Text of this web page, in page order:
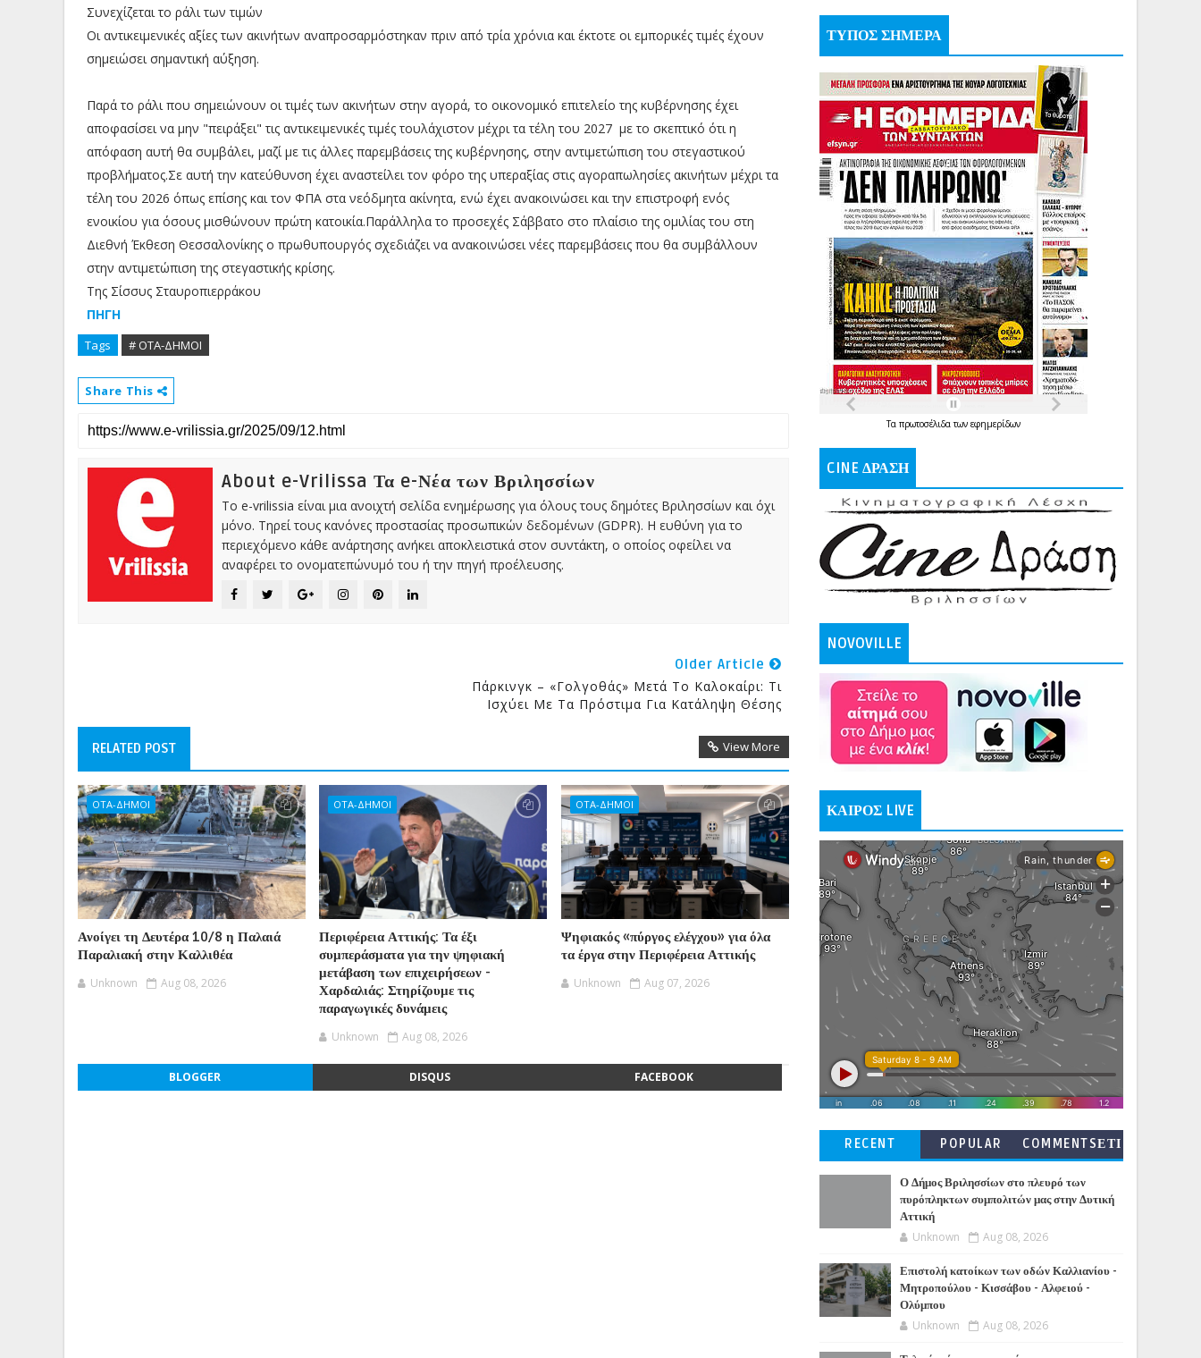
Συνεχίζεται το ράλι των τιμών
Οι αντικειμενικές αξίες των ακινήτων αναπροσαρμόστηκαν πριν από τρία χρόνια και έκτοτε οι εμπορικές τιμές έχουν
σημειώσει σημαντική αύξηση.
Παρά το ράλι που σημειώνουν οι τιμές των ακινήτων στην αγορά, το οικονομικό επιτελείο της κυβέρνησης έχει
αποφασίσει να μην "πειράξει" τις αντικειμενικές τιμές τουλάχιστον μέχρι τα τέλη του 2027 με το σκεπτικό ότι η
απόφαση αυτή θα συμβάλει, μαζί με τις άλλες παρεμβάσεις της κυβέρνησης, στην αντιμετώπιση του στεγαστικού
προβλήματος.Σε αυτή την κατεύθυνση έχει αναστείλει τον φόρο της υπεραξίας στις αγοραπωλησίες ακινήτων μέχρι τα
τέλη του 2026 όπως επίσης και τον ΦΠΑ στα νεόδμητα ακίνητα, ενώ έχει ανακοινώσει και την επιστροφή ενός
ενοικίου για όσους μισθώνουν πρώτη κατοικία.Παράλληλα το προσεχές Σάββατο στο πλαίσιο της ομιλίας του στη
Διεθνή Έκθεση Θεσσαλονίκης ο πρωθυπουργός σχεδιάζει να ανακοινώσει νέες παρεμβάσεις που θα συμβάλλουν
στην αντιμετώπιση της στεγαστικής κρίσης.
Της Σίσσυς Σταυροπιερράκου
ΠΗΓΗ
Tags # ΟΤΑ-ΔΗΜΟΙ
Share This
About e-Vrilissa Τα e-Νέα των Βριλησσίων
Το e-vrilissia είναι μια ανοιχτή σελίδα ενημέρωσης για όλους τους δημότες Βριλησσίων και όχι
μόνο. Τηρεί τους κανόνες προστασίας προσωπικών δεδομένων (GDPR). Η ευθύνη για το
περιεχόμενο κάθε ανάρτησης ανήκει αποκλειστικά στον συντάκτη, ο οποίος οφείλει να
αναφέρει το ονοματεπώνυμό του ή την πηγή προέλευσης.
Older Article
Πάρκινγκ – «Γολγοθάς» Μετά Το Καλοκαίρι: Τι
Ισχύει Με Τα Πρόστιμα Για Κατάληψη Θέσης
RELATED POST View More
ΟΤΑ-ΔΗΜΟΙ
Ανοίγει τη Δευτέρα 10/8 η Παλαιά
Παραλιακή στην Καλλιθέα
Unknown Aug 08, 2026
ΟΤΑ-ΔΗΜΟΙ
Περιφέρεια Αττικής: Τα έξι
συμπεράσματα για την ψηφιακή
μετάβαση των επιχειρήσεων -
Χαρδαλιάς: Στηρίζουμε τις
παραγωγικές δυνάμεις
Unknown Aug 08, 2026
ΟΤΑ-ΔΗΜΟΙ
Ψηφιακός «πύργος ελέγχου» για όλα
τα έργα στην Περιφέρεια Αττικής
Unknown Aug 07, 2026
BLOGGER DISQUS FACEBOOK
ΤΥΠΟΣ ΣΗΜΕΡΑ
Τα πρωτοσέλιδατων εφημερίδων
CINE ΔΡΑΣΗ
NOVOVILLE
ΚΑΙΡΟΣ LIVE
RECENT POPULAR
COMMENTSΕΤΙ
Ο Δήμος Βριλησσίων στο πλευρό των
πυρόπληκτων συμπολιτών μας στην Δυτική
Αττική
Unknown Aug 08, 2026
Επιστολή κατοίκων των οδών Καλλιανίου -
Μητροπούλου - Κισσάβου - Αλφειού -
Ολύμπου
Unknown Aug 08, 2026